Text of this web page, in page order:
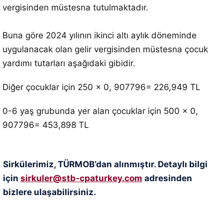
vergisinden müstesna tutulmaktadır.
Buna göre 2024 yılının ikinci altı aylık döneminde
uygulanacak olan gelir vergisinden müstesna çocuk
yardımı tutarları aşağıdaki gibidir.
Diğer çocuklar için 250 x 0, 907796= 226,949 TL
0-6 yaş grubunda yer alan çocuklar için 500 x 0,
907796= 453,898 TL
Sirkülerimiz, TÜRMOB’dan alınmıştır. Detaylı bilgi
için sirkuler@stb-cpaturkey.com adresinden
bizlere ulaşabilirsiniz.